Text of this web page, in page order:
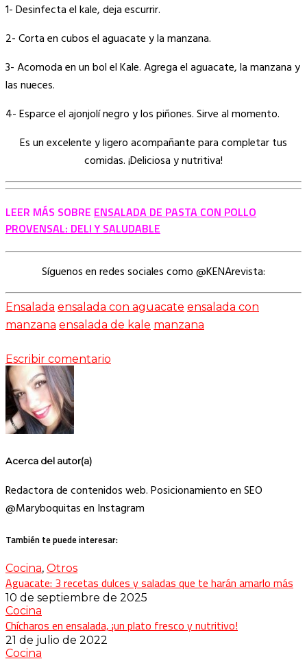
1- Desinfecta el kale, deja escurrir.
2- Corta en cubos el aguacate y la manzana.
3- Acomoda en un bol el Kale. Agrega el aguacate, la manzana y
las nueces.
4- Esparce el ajonjolí negro y los piñones. Sirve al momento.
Es un excelente y ligero acompañante para completar tus
comidas. ¡Deliciosa y nutritiva!
LEER MÁS SOBRE ENSALADA DE PASTA CON POLLO
PROVENSAL: DELI Y SALUDABLE
Síguenos en redes sociales como @KENArevista:
Ensalada ensalada con aguacate ensalada con
manzana ensalada de kale manzana
Escribir comentario
Acerca del autor(a)
Redactora de contenidos web. Posicionamiento en SEO
@Maryboquitas en Instagram
También te puede interesar:
Cocina, Otros
Aguacate: 3 recetas dulces y saladas que te harán amarlo más
10 de septiembre de 2025
Cocina
Chícharos en ensalada, ¡un plato fresco y nutritivo!
21 de julio de 2022
Cocina